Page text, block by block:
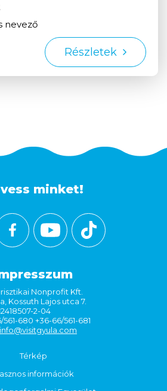
nevező
Részletek
minket!
Nonprofit Kft.
Kossuth Lajos utca 7.
2-04
561-680 +36-66/561-681
info@visitgyula.com
Térkép
információk